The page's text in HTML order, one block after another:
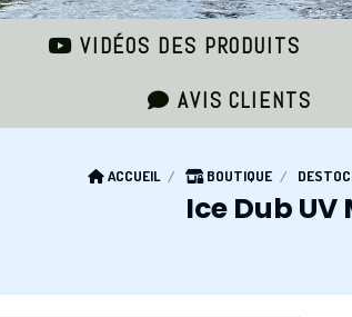
VIDÉOS DES PRODUITS
AVIS CLIENTS
ACCUEIL BOUTIQUE
Ice Dub